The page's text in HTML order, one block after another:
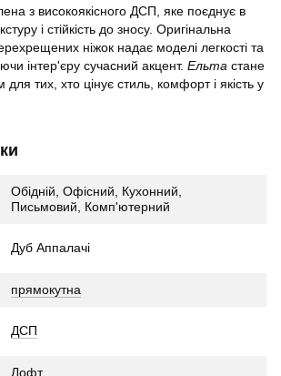
з високоякісного ДСП, яке поєднує в
і стійкість до зносу. Оригінальна
ніжок надає моделі легкості та
інтер'єру сучасний акцент. Ельта стане
тих, хто цінує стиль, комфорт і якість у
Обідній, Офісний, Кухонний,
Письмовий, Комп'ютерний
Дуб Аппалачі
прямокутна
ДСП
Лофт